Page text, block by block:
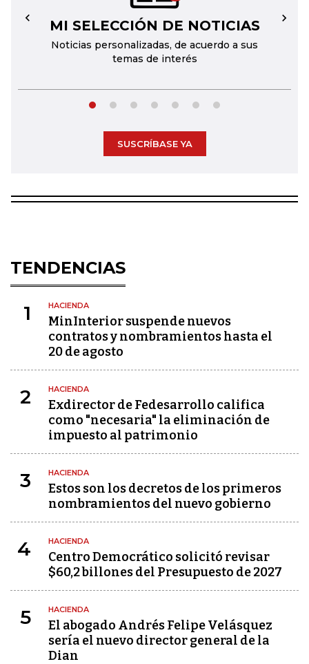
MI SELECCIÓN DE NOTICIAS
Noticias personalizadas, de acuerdo a sus
temas de interés
← →
SUSCRÍBASE YA
TENDENCIAS
1 HACIENDA
MinInterior suspende nuevos
contratos y nombramientos hasta el
20 de agosto
2 HACIENDA
Exdirector de Fedesarrollo califica
como "necesaria" la eliminación de
impuesto al patrimonio
3 HACIENDA
Estos son los decretos de los primeros
nombramientos del nuevo gobierno
4 HACIENDA
Centro Democrático solicitó revisar
$60,2 billones del Presupuesto de 2027
5 HACIENDA
El abogado Andrés Felipe Velásquez
sería el nuevo director general de la
Dian